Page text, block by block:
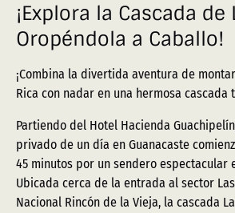
¡Explora la Cascada de
Oropéndola a Caballo!
¡Combina la divertida aventura de
Rica con nadar en una hermosa cascada
Partiendo del Hotel Hacienda
privado de un día en Guanacaste
45 minutos por un sendero espectacular
Ubicada cerca de la entrada al sector
Nacional Rincón de la Vieja, la cascada